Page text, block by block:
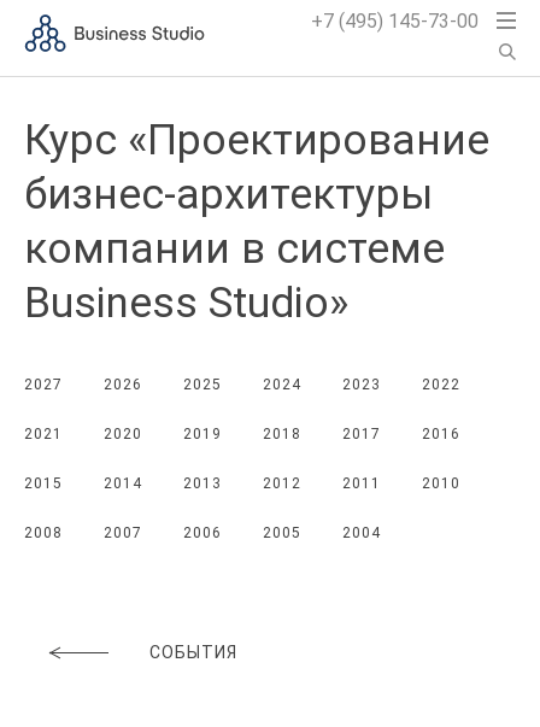
+7 (495) 145-73-00
Курс «Проектирование
бизнес-архитектуры
компании в системе
Business Studio»
2027 2026 2025 2024 2023 2022
2021 2020 2019 2018 2017 2016
2015 2014 2013 2012 2011 2010
2008 2007 2006 2005 2004
СОБЫТИЯ